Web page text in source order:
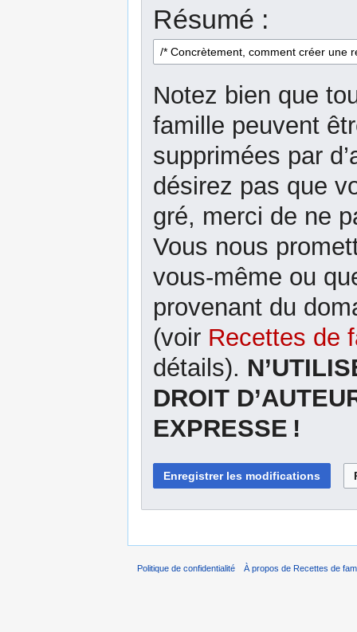
Résumé :
Notez bien que
famille peuvent
supprimées par
désirez pas que
gré, merci de ne
Vous nous
vous-même ou
provenant du
(voir Recettes de
détails).
DROIT
EXPRESSE !
Politique de confidentialité À propos de Recettes de